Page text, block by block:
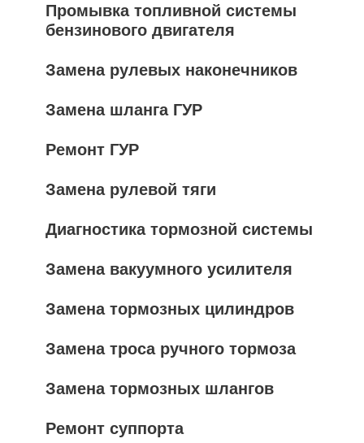
Промывка топливной системы
бензинового двигателя
Замена рулевых наконечников
Замена шланга ГУР
Ремонт ГУР
Замена рулевой тяги
Диагностика тормозной системы
Замена вакуумного усилителя
Замена тормозных цилиндров
Замена троса ручного тормоза
Замена тормозных шлангов
Ремонт суппорта